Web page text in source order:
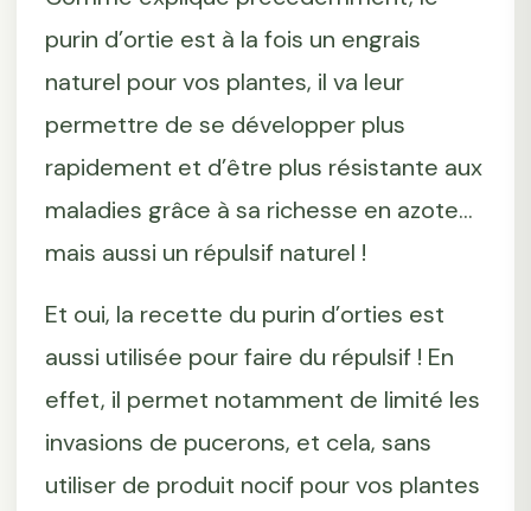
purin d’ortie est à la fois un engrais
naturel pour vos plantes, il va leur
permettre de se développer plus
rapidement et d’être plus résistante aux
maladies grâce à sa richesse en azote...
mais aussi un répulsif naturel !
Et oui, la recette du purin d’orties est
aussi utilisée pour faire du répulsif ! En
effet, il permet notamment de limité les
invasions de pucerons, et cela, sans
utiliser de produit nocif pour vos plantes